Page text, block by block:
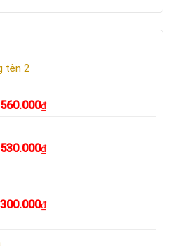
tên 2
₫Giá
là:
₫Giá
1.530.000₫.
₫Giá